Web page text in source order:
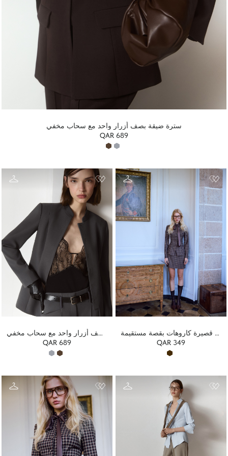
سترة ضيقة بصف أزرار واحد مع سحاب مخفي
QAR 689
سترة ضيقة بصف أزرار واحد مع سحاب مخفي
QAR 689
تنورة قصيرة كاروهات بقصة مستقيمة
QAR 349